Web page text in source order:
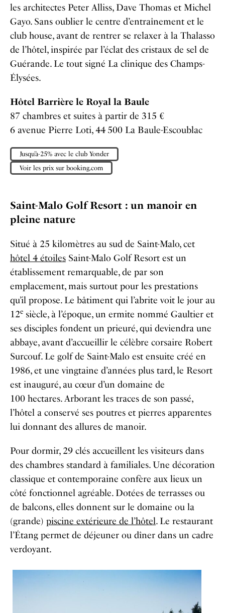
les architectes Peter Alliss, Dave Thomas et Michel
Gayo. Sans oublier le centre d’entraînement et le
club house, avant de rentrer se relaxer à la Thalasso
de l’hôtel, inspirée par l’éclat des cristaux de sel de
Guérande. Le tout signé La clinique des Champs-
Élysées.
Hôtel Barrière le Royal la Baule
87 chambres et suites à partir de 315 €
6 avenue Pierre Loti, 44 500 La Baule-Escoublac
Jusqu’à-25% avec le club Yonder
Voir les prix sur booking.com
Saint-Malo Golf Resort : un manoir en
pleine nature
Situé à 25 kilomètres au sud de Saint-Malo, cet
hôtel 4 étoiles Saint-Malo Golf Resort est un
établissement remarquable, de par son
emplacement, mais surtout pour les prestations
qu’il propose. Le bâtiment qui l’abrite voit le jour au
12e siècle, à l’époque, un ermite nommé Gaultier et
ses disciples fondent un prieuré, qui deviendra une
abbaye, avant d’accueillir le célèbre corsaire Robert
Surcouf. Le golf de Saint-Malo est ensuite créé en
1986, et une vingtaine d’années plus tard, le Resort
est inauguré, au cœur d’un domaine de
100 hectares. Arborant les traces de son passé,
l’hôtel a conservé ses poutres et pierres apparentes
lui donnant des allures de manoir.
Pour dormir, 29 clés accueillent les visiteurs dans
des chambres standard à familiales. Une décoration
classique et contemporaine confère aux lieux un
côté fonctionnel agréable. Dotées de terrasses ou
de balcons, elles donnent sur le domaine ou la
(grande) piscine extérieure de l’hôtel. Le restaurant
l’Étang permet de déjeuner ou dîner dans un cadre
verdoyant.